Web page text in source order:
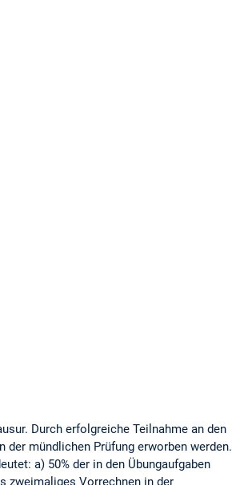
Durch erfolgreiche Teilnahme an den
der mündlichen Prüfung erworben werden.
a) 50% der in den Übungaufgaben
zweimaliges Vorrechnen in der